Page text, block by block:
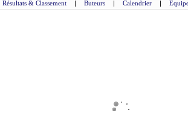
Résultats & Classement | Buteurs | Calendrier |